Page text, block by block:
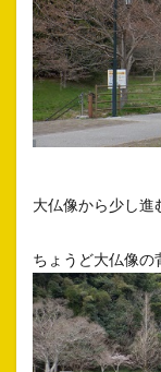
大仏像から少し進
ちょうど大仏像の